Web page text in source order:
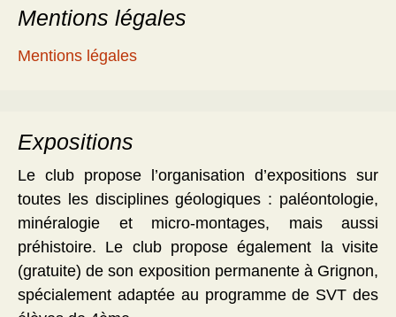
Mentions légales
Mentions légales
Expositions
Le club propose l’organisation d’expositions sur
toutes les disciplines géologiques : paléontologie,
minéralogie et micro-montages, mais aussi
préhistoire. Le club propose également la visite
(gratuite) de son exposition permanente à Grignon,
spécialement adaptée au programme de SVT des